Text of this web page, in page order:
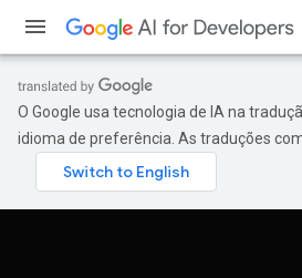
O Google usa tecnologia de IA na
idioma de preferência. As traduções